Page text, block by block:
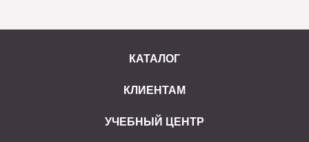
КАТАЛОГ
КЛИЕНТАМ
УЧЕБНЫЙ ЦЕНТР